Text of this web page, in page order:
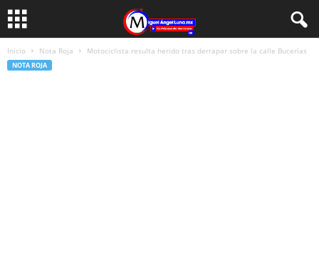
Inicio Nota Roja Motociclista resulta herido tras derrapar sobre la calle Bucerías
NOTA ROJA